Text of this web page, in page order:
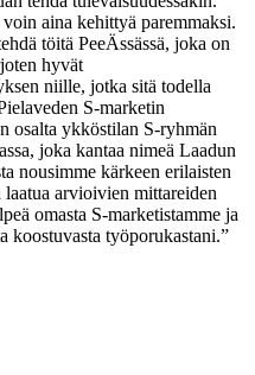
aina kehittyä paremmaksi.
töitä PeeÄssässä, joka on
hyvät
niille, jotka sitä todella
S-marketin
osalta ykköstilan S-ryhmän
joka kantaa nimeä Laadun
nousimme kärkeen erilaisten
arvioivien mittareiden
omasta S-marketistamme ja
koostuvasta työporukastani.”